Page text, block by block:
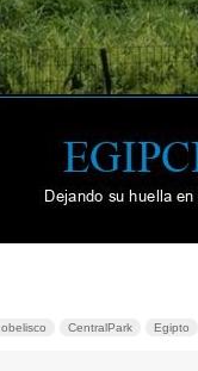
obelisco CentralPark Egipto